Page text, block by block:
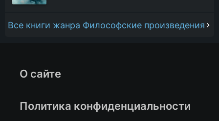
Все книги жанра Философские произведения
О сайте
Политика конфиденциальности